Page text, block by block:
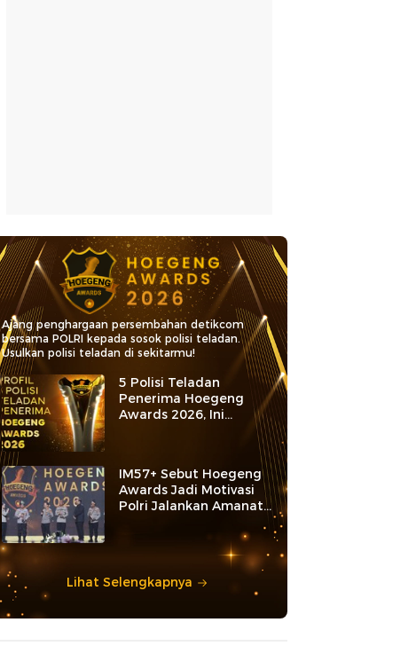
Ajang penghargaan persembahan detikcom
bersama POLRI kepada sosok polisi teladan.
Usulkan polisi teladan di sekitarmu!
5 Polisi Teladan
Penerima Hoegeng
Awards 2026, Ini
Kategori dan Kiprahnya
IM57+ Sebut Hoegeng
Awards Jadi Motivasi
Polri Jalankan Amanat
Lihat Selengkapnya